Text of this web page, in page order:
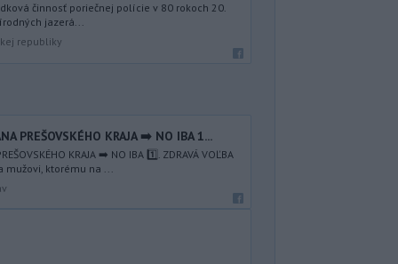
činnosť poriečnej polície v 80 rokoch 20.
jazerá...
republiky
PREŠOVSKÉHO KRAJA ➡️ NO IBA 1️...
KRAJA ➡️ NO IBA 1️⃣. ZDRAVÁ VOĽBA
mužovi, ktorému na ...